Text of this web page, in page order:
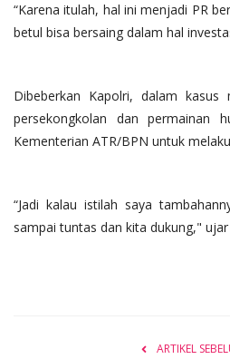
“Karena itulah, hal ini menjadi PR
betul bisa bersaing dalam hal
Dibeberkan Kapolri, dalam
persekongkolan dan permainan
Kementerian ATR/BPN untuk
“Jadi kalau istilah saya
sampai tuntas dan kita dukung," ujar
ARTIKEL